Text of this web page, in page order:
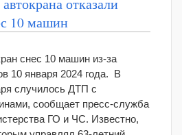
10 машин
снес 10 машин из-за
10 января 2024 года. В
случилось ДТП с
сообщает пресс-служба
ГО и ЧС. Известно,